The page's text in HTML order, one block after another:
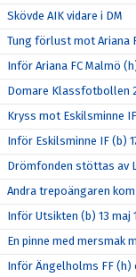
Skövde AIK vidare i DM
Tung förlust mot Ariana
Inför Ariana FC Malmö
Domare Klassfotbollen
Kryss mot Eskilsminne IF
Inför Eskilsminne IF (b)
Drömfonden stöttas av
Andra trepoängaren
Inför Utsikten (b) 13 maj
En pinne med mersmak
Inför Ängelholms FF